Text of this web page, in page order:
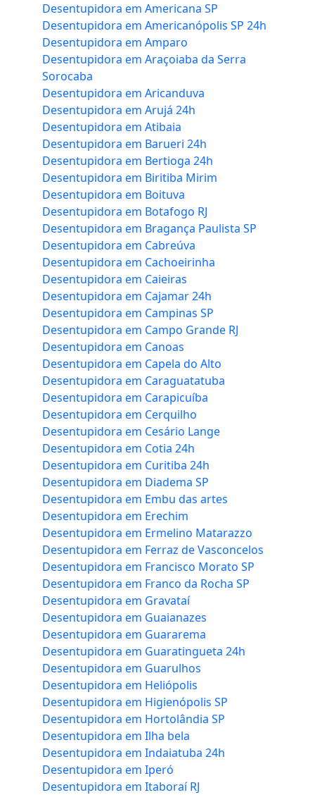
Desentupidora em Americana SP
Desentupidora em Americanópolis SP 24h
Desentupidora em Amparo
Desentupidora em Araçoiaba da Serra
Sorocaba
Desentupidora em Aricanduva
Desentupidora em Arujá 24h
Desentupidora em Atibaia
Desentupidora em Barueri 24h
Desentupidora em Bertioga 24h
Desentupidora em Biritiba Mirim
Desentupidora em Boituva
Desentupidora em Botafogo RJ
Desentupidora em Bragança Paulista SP
Desentupidora em Cabreúva
Desentupidora em Cachoeirinha
Desentupidora em Caieiras
Desentupidora em Cajamar 24h
Desentupidora em Campinas SP
Desentupidora em Campo Grande RJ
Desentupidora em Canoas
Desentupidora em Capela do Alto
Desentupidora em Caraguatatuba
Desentupidora em Carapicuíba
Desentupidora em Cerquilho
Desentupidora em Cesário Lange
Desentupidora em Cotia 24h
Desentupidora em Curitiba 24h
Desentupidora em Diadema SP
Desentupidora em Embu das artes
Desentupidora em Erechim
Desentupidora em Ermelino Matarazzo
Desentupidora em Ferraz de Vasconcelos
Desentupidora em Francisco Morato SP
Desentupidora em Franco da Rocha SP
Desentupidora em Gravataí
Desentupidora em Guaianazes
Desentupidora em Guararema
Desentupidora em Guaratingueta 24h
Desentupidora em Guarulhos
Desentupidora em Heliópolis
Desentupidora em Higienópolis SP
Desentupidora em Hortolândia SP
Desentupidora em Ilha bela
Desentupidora em Indaiatuba 24h
Desentupidora em Iperó
Desentupidora em Itaboraí RJ